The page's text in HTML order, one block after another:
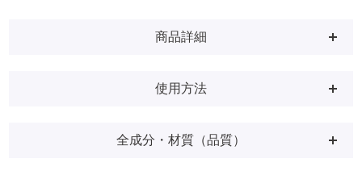
商品詳細
使用方法
全成分・材質（品質）